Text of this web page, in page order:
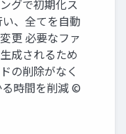
グで初期化ス
、全てを自動
更 必要なファ
成されるため
の削除がなく
時間を削減 ©